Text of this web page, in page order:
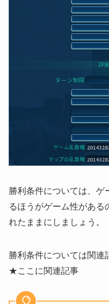
勝利条件については、ゲ
るほうがゲーム性がある
れたままにしましょう。
勝利条件については関連
★ここに関連記事